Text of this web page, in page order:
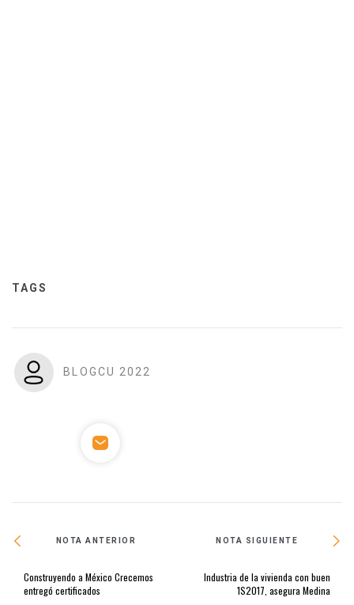
TAGS
BLOGCU 2022
NOTA ANTERIOR
Construyendo a México Crecemos
entregó certificados
NOTA SIGUIENTE
Industria de la vivienda con buen
1S2017, asegura Medina